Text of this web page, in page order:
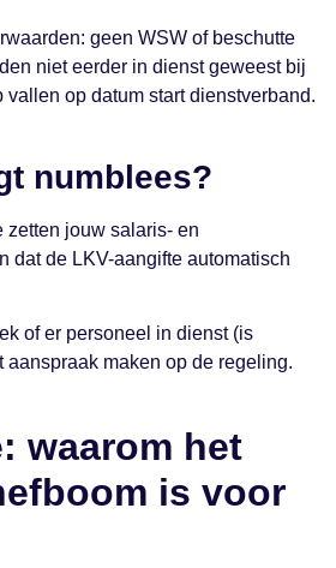
geen WSW of beschutte
niet eerder in dienst geweest bij
op datum start dienstverband.
numblees?
zetten jouw salaris- en
dat de LKV-aangifte automatisch
of er personeel in dienst (is
maken op de regeling.
waarom het
is voor